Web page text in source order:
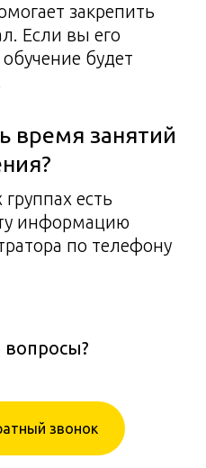
закрепить
Если вы его
будет
время занятий
есть
информацию
по телефону
вопросы?
звонок